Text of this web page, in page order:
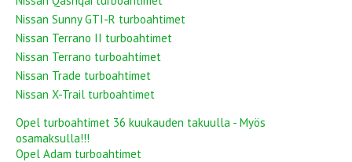
Nissan Sunny GTI-R turboahtimet
Nissan Terrano II turboahtimet
Nissan Terrano turboahtimet
Nissan Trade turboahtimet
Nissan X-Trail turboahtimet
Opel turboahtimet 36 kuukauden takuulla - Myös
osamaksulla!!!
Opel Adam turboahtimet